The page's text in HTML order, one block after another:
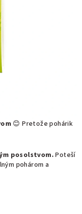
😊 Pretože pohárik
posolstvom. Poteší
pohárom a